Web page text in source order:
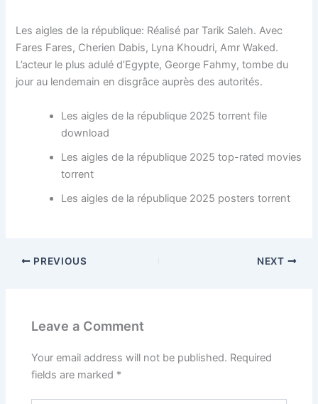
Les aigles de la république: Réalisé par Tarik Saleh. Avec
Fares Fares, Cherien Dabis, Lyna Khoudri, Amr Waked.
L’acteur le plus adulé d’Egypte, George Fahmy, tombe du
jour au lendemain en disgrâce auprès des autorités.
Les aigles de la république 2025 torrent file
download
Les aigles de la république 2025 top-rated movies
torrent
Les aigles de la république 2025 posters torrent
PREVIOUS NEXT
Leave a Comment
Your email address will not be published. Required
fields are marked *